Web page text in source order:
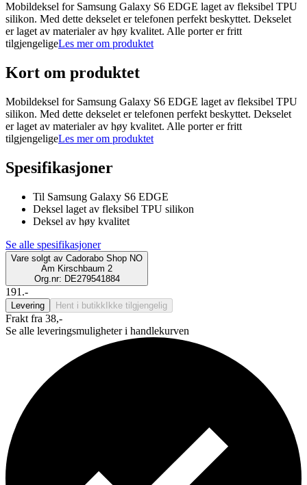
Mobildeksel for Samsung Galaxy S6 EDGE laget av fleksibel TPU
silikon. Med dette dekselet er telefonen perfekt beskyttet. Dekselet
er laget av materialer av høy kvalitet. Alle porter er fritt
tilgjengeligeLes mer om produktet
Kort om produktet
Mobildeksel for Samsung Galaxy S6 EDGE laget av fleksibel TPU
silikon. Med dette dekselet er telefonen perfekt beskyttet. Dekselet
er laget av materialer av høy kvalitet. Alle porter er fritt
tilgjengeligeLes mer om produktet
Spesifikasjoner
Til Samsung Galaxy S6 EDGE
Deksel laget av fleksibel TPU silikon
Deksel av høy kvalitet
Se alle spesifikasjoner
Vare solgt av Cadorabo Shop NO
Am Kirschbaum 2
Org.nr: DE279541884
191.-
Levering Hent i butikk Ikke tilgjengelig
Frakt fra 38,-
Se alle leveringsmuligheter i handlekurven